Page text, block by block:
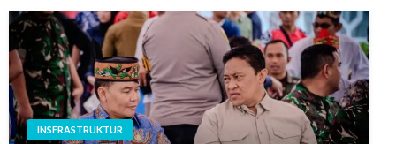
INSFRASTRUKTUR